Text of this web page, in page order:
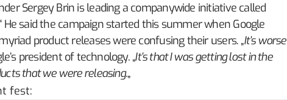
Sergey Brin is leading a companywide initiative called
He said the campaign started this summer when Google
product releases were confusing their users. „It’s worse
president of technology. „It’s that I was getting lost in the
that we were releasing.„
fest: